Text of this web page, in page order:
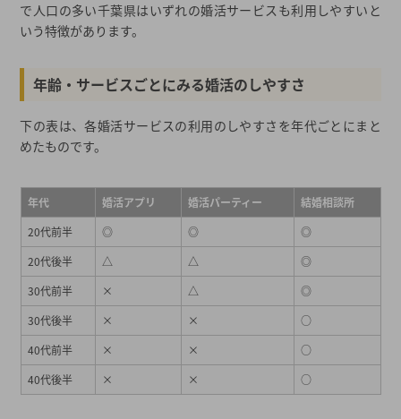
で人口の多い千葉県はいずれの婚活サービスも利用しやすいと
いう特徴があります。
年齢・サービスごとにみる婚活のしやすさ
下の表は、各婚活サービスの利用のしやすさを年代ごとにまと
めたものです。
年代 婚活アプリ 婚活パーティー
結婚相談所
20代前半
◎ ◎
◎
20代後半
△ △
◎
30代前半
× △
◎
30代後半
× ×
○
40代前半
× ×
○
40代後半
× × ○